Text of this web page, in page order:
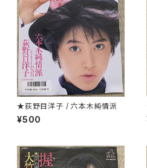
★荻野目洋子 / 六本木純情派
¥500